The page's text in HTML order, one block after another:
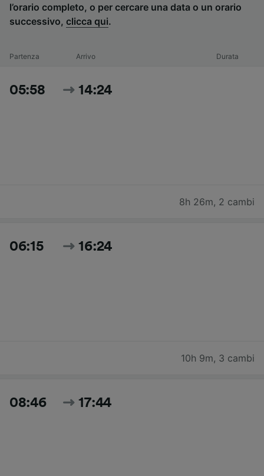
l’orario completo, o per cercare una data o un orario
successivo, clicca qui.
Partenza Arrivo Durata
05:58 14:24
8h 26m, 2 cambi
06:15 16:24
10h 9m, 3 cambi
08:46 17:44